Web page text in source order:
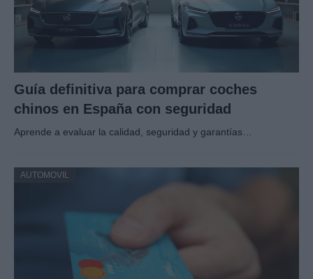
Guía definitiva para comprar coches
chinos en España con seguridad
Aprende a evaluar la calidad, seguridad y garantías…
AUTOMOVIL